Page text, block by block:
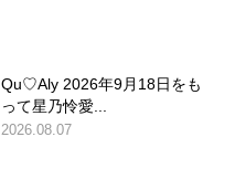
Qu♡Aly 2026年9月18日をも
って星乃怜愛...
2026.08.07